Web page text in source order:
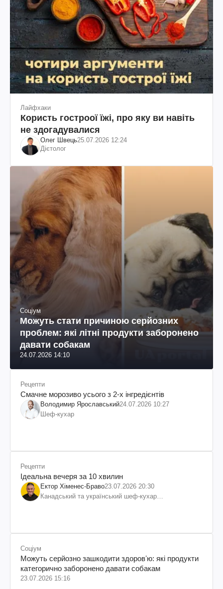
Лайфхаки
Користь гостроої їжі, про яку ви навіть
не здогадувалися
Олег Швець25.07.2026 12:24
Дієтолог
Соціум
Можуть стати причиною серйозних
проблем: які літні продукти заборонено
давати собакам
24.07.2026 14:10
Рецепти
Смачне морозиво усього з 2-х інгредієнтів
Володимир Ярославський24.07.2026 10:27
Шеф-кухар
Рецепти
Ідеальна вечеря за 10 хвилин
Ектор Хіменес-Браво23.07.2026 20:30
Канадський та український шеф-кухар
Соціум
Можуть серйозно зашкодити здоровʼю: які продукти
категорично заборонено давати собакам
23.07.2026 15:16